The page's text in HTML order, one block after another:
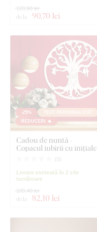
de la 90,70 lei
120,90 lei
-25%
TEXT PERSONALIZAT
REDUCERI 🔥
Cadou de nuntă -
Copacul iubirii cu inițiale
( 0)
Livrare estimată în 2 zile
lucrătoare
de la 82,10 lei
109,40 lei